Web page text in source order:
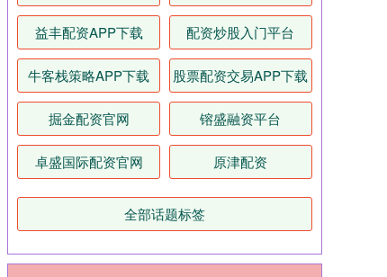
益丰配资APP下载 配资炒股入门平台
牛客栈策略APP下载 股票配资交易APP下载
掘金配资官网 镕盛融资平台
卓盛国际配资官网 原津配资
全部话题标签